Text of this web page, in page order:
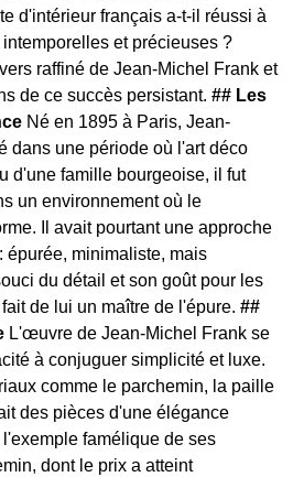
d'intérieur français a-t-il réussi à
et précieuses ?
raffiné de Jean-Michel Frank et
de ce succès persistant.## Les
Né en 1895 à Paris, Jean-
dans une période où l'art déco
d'une famille bourgeoise, il fut
un environnement où le
Il avait pourtant une approche
épurée, minimaliste, mais
du détail et son goût pour les
de lui un maître de l'épure.##
L'œuvre de Jean-Michel Frank se
à conjuguer simplicité et luxe.
comme le parchemin, la paille
des pièces d'une élégance
famélique de ses
dont le prix a atteint